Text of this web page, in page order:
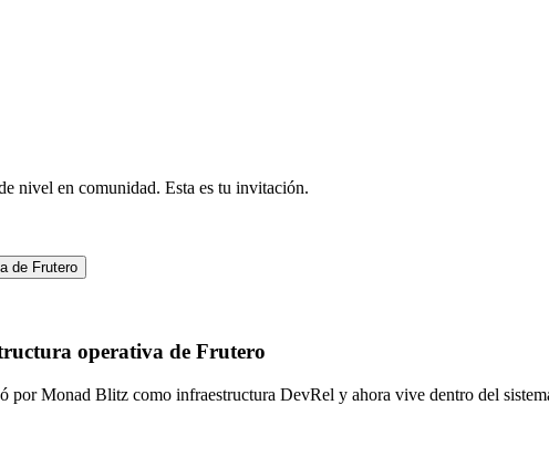
nivel en comunidad. Esta es tu invitación.
de Frutero
operativa de Frutero
por Monad Blitz como infraestructura DevRel y ahora vive dentro del